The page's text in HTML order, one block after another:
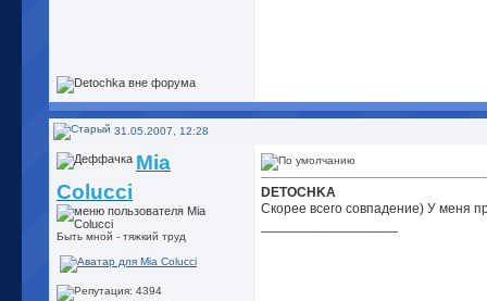
31.05.2007, 12:28
Mia
Colucci
Быть мной - тяжкий труд
DETOCHKA
Скорее всего совпадение) У меня